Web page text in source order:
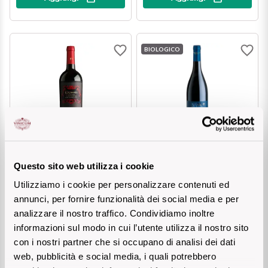
Questo sito web utilizza i cookie
Utilizziamo i cookie per personalizzare contenuti ed
annunci, per fornire funzionalità dei social media e per
analizzare il nostro traffico. Condividiamo inoltre
informazioni sul modo in cui l’utente utilizza il nostro sito
con i nostri partner che si occupano di analisi dei dati
web, pubblicità e social media, i quali potrebbero
Melini
Santi
Tenuta Rapitala'
Vigneti La Selvanella
Vedi tutti
Nebbiolo
Negroamaro
Nero D'Avola
Prosecco
Recioto
Il Re dei rossi
Scopri i vini
I BIANCHI DI
SICILIA
I profumi di un'isola
Scopri di più
IGT
€ 10,50
Aggiungi
€ 13,10
Aggiungi
BIOLOGICO